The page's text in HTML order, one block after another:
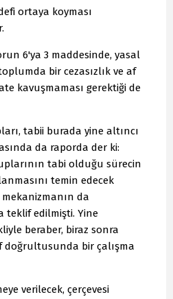
ortaya koyması
6'ya 3 maddesinde, yasal
bir cezasızlık ve af
kavuşmaması gerektiği de
tabii burada yine altıncı
da raporda der ki:
tabi olduğu sürecin
temin edecek
da
teklif edilmişti. Yine
beraber, biraz sonra
doğrultusunda bir çalışma
verilecek, çerçevesi